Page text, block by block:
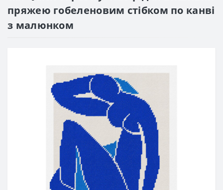
пряжею гобеленовим стібком по канві
з малюнком